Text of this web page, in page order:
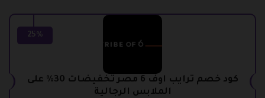
25%
كود خصم ترايب اوف 6 مصر تخفيضات 30% على
الملابس الرجالية